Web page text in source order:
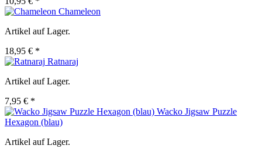
Chameleon
Artikel auf Lager.
18,95 € *
Ratnaraj
Artikel auf Lager.
7,95 € *
Wacko Jigsaw Puzzle
Hexagon (blau)
Artikel auf Lager.